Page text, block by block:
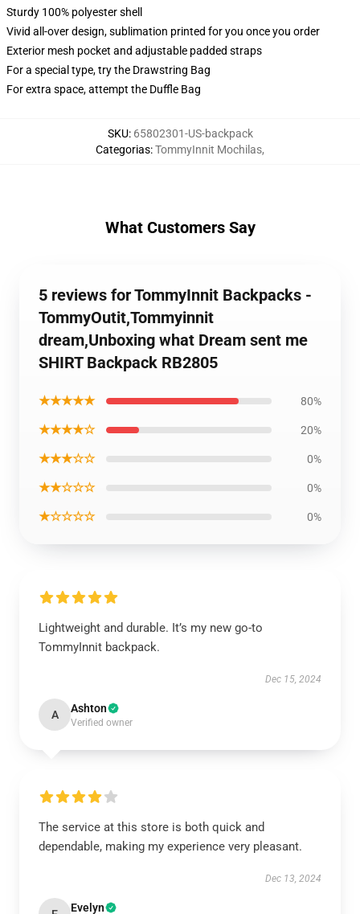
Sturdy 100% polyester shell
Vivid all-over design, sublimation printed for you once you order
Exterior mesh pocket and adjustable padded straps
For a special type, try the Drawstring Bag
For extra space, attempt the Duffle Bag
SKU: 65802301-US-backpack
Categorias:TommyInnit Mochilas,
What Customers Say
5 reviews for TommyInnit Backpacks -
TommyOutit,Tommyinnit
dream,Unboxing what Dream sent me
SHIRT Backpack RB2805
★★★★★ 80%
★★★★☆ 20%
★★★☆☆ 0%
★★☆☆☆ 0%
★☆☆☆☆ 0%
Lightweight and durable. It’s my new go-to
TommyInnit backpack.
Dec 15, 2024
A Ashton
Verified owner
The service at this store is both quick and
dependable, making my experience very pleasant.
Dec 13, 2024
Evelyn